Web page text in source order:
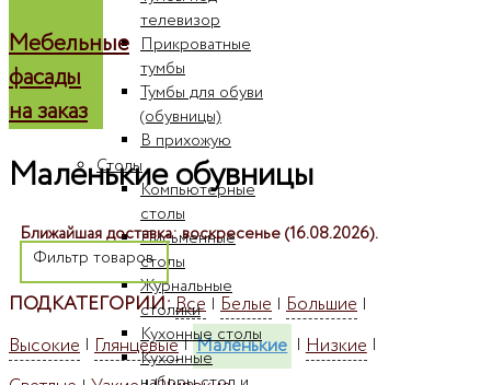
телевизор
Прикроватные
тумбы
Тумбы для обуви
(обувницы)
В прихожую
Столы
Компьютерные
столы
Письменные
столы
Журнальные
столики
Кухонные столы
Кухонные
Мебельные
фасады
на заказ
Маленькие обувницы
Ближайшая доставка: воскресенье (16.08.2026).
Фильтр товаров
ПОДКАТЕГОРИИ:Все | Белые | Большие |
Высокие | Глянцевые|Маленькие |Низкие|